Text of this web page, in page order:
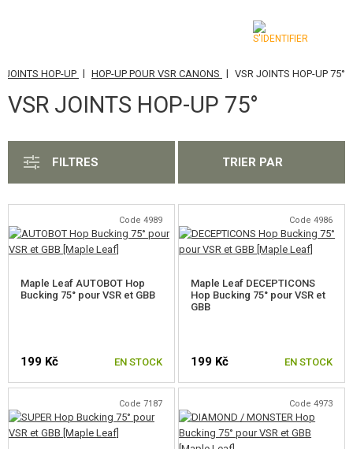
CATÉGORIES
AIRSOFT GUNS
LANCE-GRENADES, GRENADES
BATTERIES, CHARGEURS
CHARGEURS, BB LOADER
ÉQUIPEMENT, UNIFORMES...
RADIOS, CASQUES, CAMÉRAS
JOINTS HOP-UP | HOP-UP POUR VSR CANONS | VSR JOINTS HOP-UP 75°
VSR JOINTS HOP-UP 75°
FILTRES TRIER PAR
Code 4989
Maple Leaf AUTOBOT Hop
Bucking 75° pour VSR et GBB
199 Kč EN STOCK
Code 4986
Maple Leaf DECEPTICONS
Hop Bucking 75° pour VSR et
GBB
199 Kč EN STOCK
Code 7187 Code 4973